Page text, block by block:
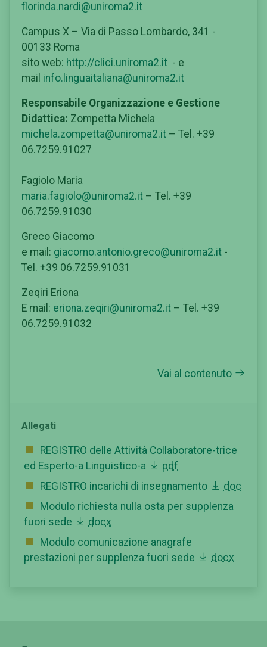
florinda.nardi@uniroma2.it
Campus X – Via di Passo Lombardo, 341 -
00133 Roma
sito web: http://clici.uniroma2.it - e
mail info.linguaitaliana@uniroma2.it
Responsabile Organizzazione e Gestione
Didattica: Zompetta Michela
michela.zompetta@uniroma2.it – Tel. +39
06.7259.91027
Fagiolo Maria
maria.fagiolo@uniroma2.it – Tel. +39
06.7259.91030
Greco Giacomo
e mail: giacomo.antonio.greco@uniroma2.it -
Tel. +39 06.7259.91031
Zeqiri Eriona
E mail: eriona.zeqiri@uniroma2.it – Tel. +39
06.7259.91032
Vai al contenuto
Allegati
REGISTRO delle Attività Collaboratore-trice
ed Esperto-a Linguistico-a
pdf
REGISTRO incarichi di insegnamento
doc
Modulo richiesta nulla osta per supplenza
fuori sede
docx
Modulo comunicazione anagrafe
prestazioni per supplenza fuori sede
docx